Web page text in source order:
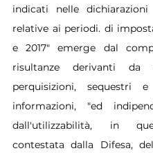
indicati nelle
relative ai periodi. di
e 2017" emerge dal
risultanze derivanti da
perquisizioni, sequestri
informazioni, "ed
dall'utilizzabilità, in
contestata dalla Difesa,